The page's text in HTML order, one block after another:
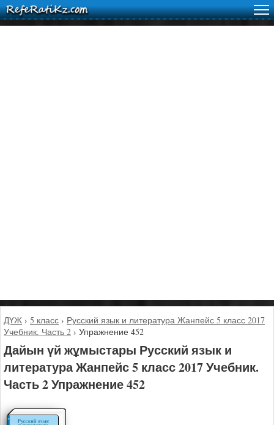
ДҮЖ › 5 класс › Русский язык и литература Жанпейс 5 класс 2017
Учебник. Часть 2 › Упражнение 452
Дайын үй жұмыстары Русский язык и
литература Жанпейс 5 класс 2017 Учебник.
Часть 2 Упражнение 452